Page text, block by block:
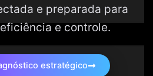
e preparada para
e controle.
estratégico